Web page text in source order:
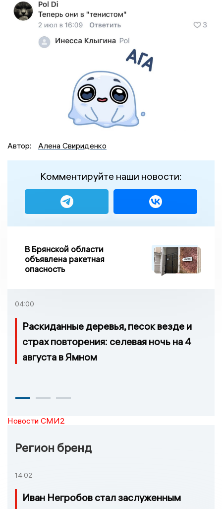
Автор: Алена Свириденко
Комментируйте наши новости:
В Брянской области
объявлена ракетная
опасность
04:00
Раскиданные деревья, песок везде и
страх повторения: селевая ночь на 4
августа в Ямном
Новости СМИ2
Регион бренд
14:02
Иван Негробов стал заслуженным